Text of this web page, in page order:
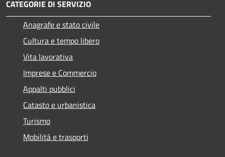
CATEGORIE DI SERVIZIO
Anagrafe e stato civile
Cultura e tempo libero
Vita lavorativa
Imprese e Commercio
Appalti pubblici
Catasto e urbanistica
Turismo
Mobilità e trasporti